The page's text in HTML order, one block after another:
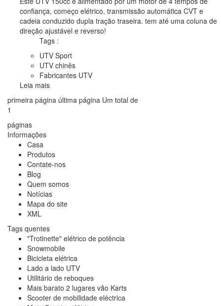
confiança, começo elétrico, transmissão automática CVT e
cadeia conduzido dupla tração traseira. tem até uma coluna de
direção ajustável e reverso!
Tags :
UTV Sport
UTV chinês
Fabricantes UTV
Leia mais
primeira página última página Um total de
1
páginas
Informações
Casa
Produtos
Contate-nos
Blog
Quem somos
Notícias
Mapa do site
XML
Tags quentes
"Trotinette" elétrico de potência
Snowmobile
Bicicleta elétrica
Lado a lado UTV
Utilitário de reboques
Mais barato 2 lugares vão Karts
Scooter de mobilidade eléctrica